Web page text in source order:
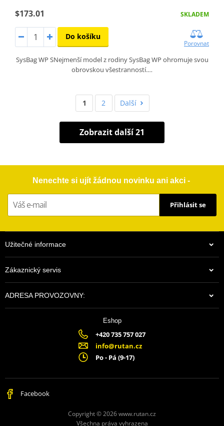
$173.01 SKLADEM
Do košíku
Porovnat
SysBag WP SNejmenší model z rodiny SysBag WP ohromuje svou
obrovskou všestranností.…
1 2 Další
Zobrazit další 21
Nenechte si ujít žádnou novinku ani akci -
Přihlásit se
Užitečné informace
Zákaznický servis
ADRESA PROVOZOVNY:
Eshop
+420 735 757 027
info@rutan.cz
Po - Pá (9-17)
Facebook
Copyright © 2026 www.rutan.cz
Všechna práva vyhrazena